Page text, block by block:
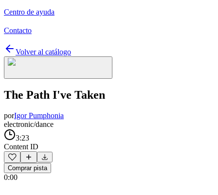
Centro de ayuda
Contacto
Volver al catálogo
The Path I've Taken
porIgor Pumphonia
electronic/dance
3:23
Content ID
Comprar pista
0:00